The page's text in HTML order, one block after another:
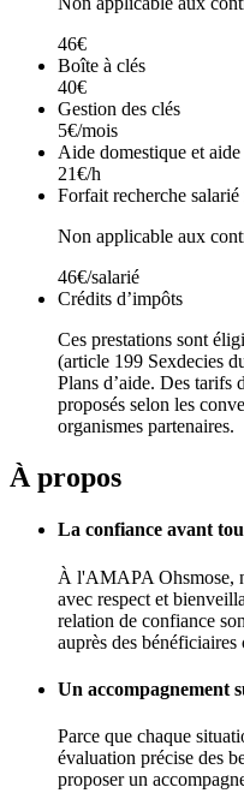
46€
Boîte à clés
40€
Gestion des clés
5€/mois
Aide domestique et
21€/h
Forfait recherche
Non applicable aux
46€/salarié
Crédits d’impôts
Ces prestations sont
(article 199 Sexdecies
Plans d’aide. Des tarifs
proposés selon les
organismes partenaires.
À propos
La confiance avant
À l'AMAPA Ohsmose,
avec respect et
relation de confiance
auprès des
Un accompagnement
Parce que chaque
évaluation précise des
proposer un